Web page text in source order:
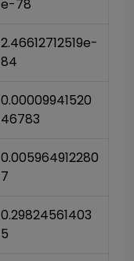
e-78
2.46612712519e-
84
0.00009941520
46783
0.005964912280
7
0.29824561403
5